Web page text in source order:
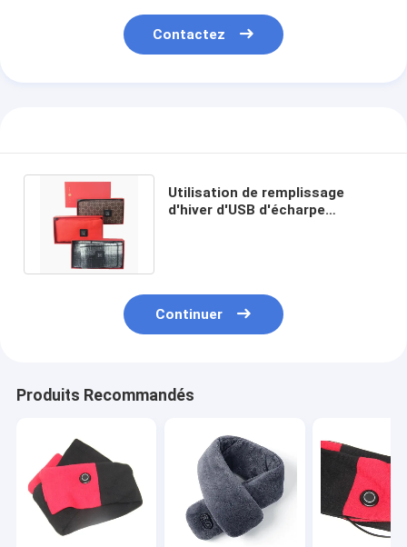
Contactez
Utilisation de remplissage
d'hiver d'USB d'écharpe
Continuer
Produits Recommandés